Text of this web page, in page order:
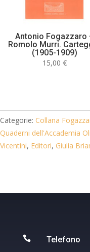
Antonio Fogazzaro
Romolo Murri.
(1905-1909)
15,00 €
Categorie: Collana
Quaderni dell'Accademia
Vicentini, Editori, Giulia
 Telefono